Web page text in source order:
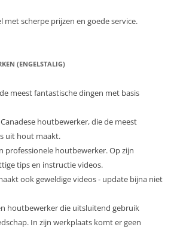
met scherpe prijzen en goede service.
(ENGELSTALIG)
meest fantastische dingen met basis
houtbewerker, die de meest
uit hout maakt.
professionele houtbewerker. Op zijn
tips en instructie videos.
ook geweldige videos - update bijna niet
houtbewerker die uitsluitend gebruik
In zijn werkplaats komt er geen